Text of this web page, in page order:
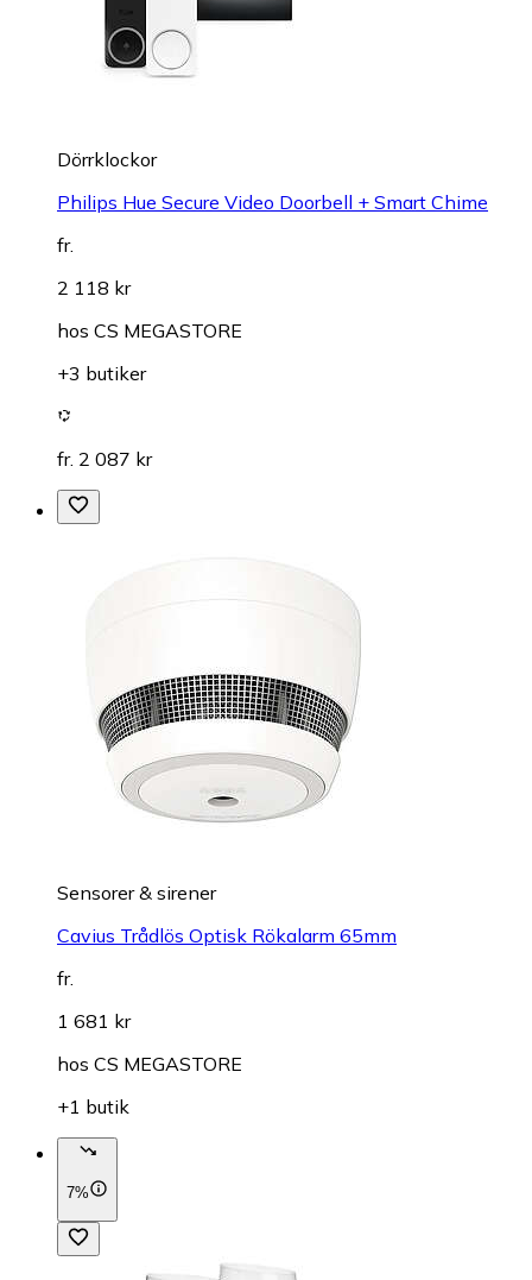
Dörrklockor
Philips Hue Secure Video Doorbell + Smart Chime
fr.
2 118 kr
hos CS MEGASTORE
+3 butiker
fr. 2 087 kr
Sensorer & sirener
Cavius Trådlös Optisk Rökalarm 65mm
fr.
1 681 kr
hos CS MEGASTORE
+1 butik
7%